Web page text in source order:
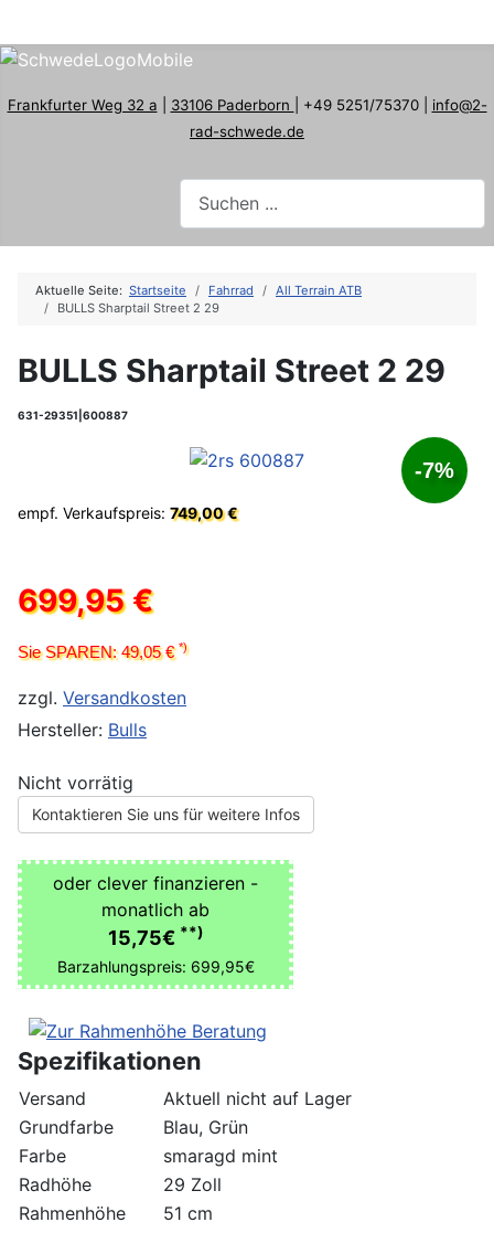
Frankfurter Weg 32 a 33106 Paderborn | +49 5251/75370 | info@2-
rad-schwede.de
Aktuelle Seite: Startseite Fahrrad
All Terrain ATB
BULLS Sharptail Street 2 29
BULLS Sharptail Street 2 29
631-29351|600887
-7%
empf. Verkaufspreis: 749,00 €
699,95 €
Sie SPAREN: 49,05 €*)
zzgl. Versandkosten
Hersteller: Bulls
Nicht vorrätig
Kontaktieren Sie uns für weitere Infos
oder clever finanzieren -
monatlich ab
15,75€ **)
Barzahlungspreis: 699,95€
Spezifikationen
Versand
Aktuell nicht auf Lager
Grundfarbe
Blau, Grün
Farbe
smaragd mint
Radhöhe
29 Zoll
Rahmenhöhe
51 cm